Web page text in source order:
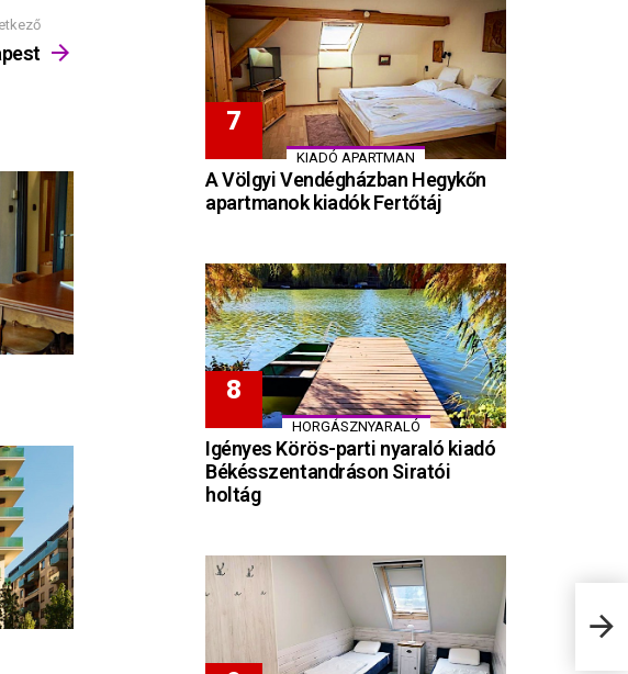
KIADÓ APARTMAN
A Völgyi Vendégházban Hegykőn
apartmanok kiadók Fertőtáj
HORGÁSZNYARALÓ
Igényes Körös-parti nyaraló kiadó
Békésszentandráson Siratói
holtág